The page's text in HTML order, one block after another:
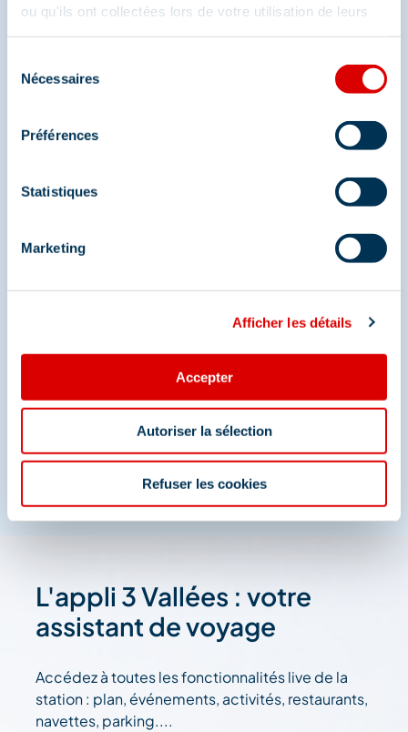
ou qu'ils ont collectées lors de votre utilisation de leurs
Nécessaires
Préférences
Statistiques
Marketing
Afficher les détails
Accepter
Autoriser la sélection
Refuser les cookies
Méribel
L'appli 3 Vallées : votre
assistant de voyage
Accédez à toutes les fonctionnalités live de la
station : plan, événements, activités, restaurants,
navettes, parking....